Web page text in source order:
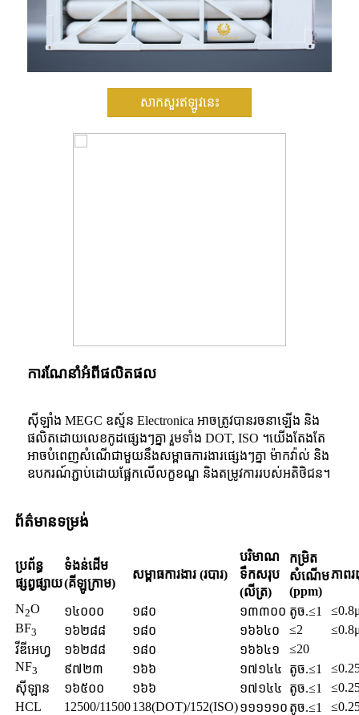
សាកសួរឥឡូវនេះ
ការណែនាំអំពីផលិតផល
ស៊ីឡាំង MEGC ឧស្ម័ន Electronica អាចត្រូវបានរចនាឡើង និង
ផលិតដោយលេខកូដផ្សេងៗគ្នា រួមទាំង DOT, ISO ។យើងតែងតែ
អាចបំពេញសំណើជាមួយនឹងសម្ពាធការងារផ្សេងៗគ្នា ម៉ាកវ៉ាល់ និង
ឧបករណ៍ភ្ជាប់ដោយផ្អែកលើលក្ខខណ្ឌ និងតម្រូវការរបស់អតិថិជន។
ព័ត៌មានទម្រង់
ប្រព័ន្ធ
ផ្សព្វផ្សាយ
ទំងន់ដើម
(គីឡូក្រាម)
សម្ពាធការងារ (របារ)
បរិមាណ
ទឹកសរុប
(លីត្រ)
កម្រិត
សំណើម
(ppm)
ភាព
N2O ១៤០០០ ១៨០ ១៣៣០០ តូច.≤1
BF3 ១៦២៨៨ ១៨០ ១៦៦៤០ ≤2
វីឌីអេហ្វ
១៦២៨៨ ១៨០ ១៦៦៤១
≤20
NF3 ៩៧២៣ ១៦៦ ១៧១៤៤ តូច.≤1
ស៊ីឡាន
១៦៥០០ ១៦៦ ១៧១៤៤ តូច.≤1
HCL
12500/11500138(DOT)/152(ISO)១១១១១០ តូច.≤1